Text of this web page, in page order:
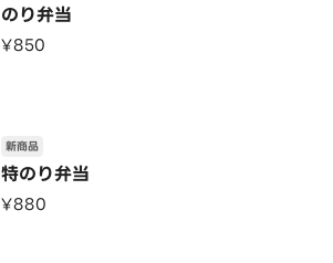
のり弁当
¥850
特のり弁当
新商品
¥880